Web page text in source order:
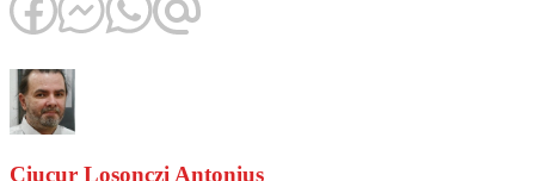
Ciucur Losonczi Antonius